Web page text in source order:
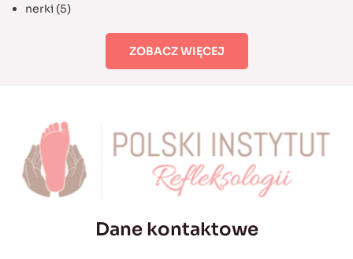
nerki (5)
ZOBACZ WIĘCEJ
Dane kontaktowe